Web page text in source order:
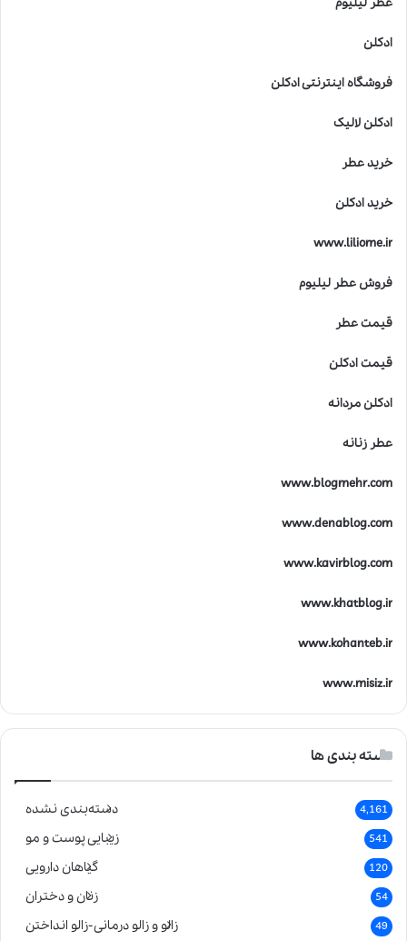
ادکلن
فروشگاه اینترنتی ادکلن
ادکلن لالیک
خرید عطر
خرید ادکلن
www.liliome.ir
فروش عطر لیلیوم
قیمت عطر
قیمت ادکلن
ادکلن مردانه
عطر زنانه
www.blogmehr.com
www.denablog.com
www.kavirblog.com
www.khatblog.ir
www.kohanteb.ir
www.misiz.ir
دسته بندی ها
دسته‌بندی نشده 4,161
زیبایی پوست و مو 541
گیاهان دارویی 120
زنان و دختران 54
زالو و زالو درمانی-زالو انداختن 49